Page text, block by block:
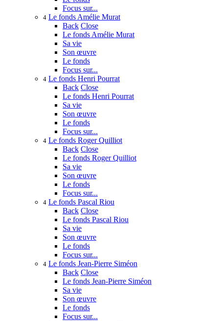
Focus sur...
4 Le fonds Amélie Murat
Back Close
Le fonds Amélie Murat
Sa vie
Son œuvre
Le fonds
Focus sur...
4 Le fonds Henri Pourrat
Back Close
Le fonds Henri Pourrat
Sa vie
Son œuvre
Le fonds
Focus sur...
4 Le fonds Roger Quilliot
Back Close
Le fonds Roger Quilliot
Sa vie
Son œuvre
Le fonds
Focus sur...
4 Le fonds Pascal Riou
Back Close
Le fonds Pascal Riou
Sa vie
Son œuvre
Le fonds
Focus sur...
4 Le fonds Jean-Pierre Siméon
Back Close
Le fonds Jean-Pierre Siméon
Sa vie
Son œuvre
Le fonds
Focus sur...